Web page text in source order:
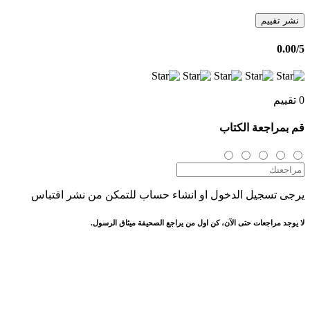
نشر تقييم
0.00/5
0 تقييم
قم بمراجعة الكتاب
يرجى تسجيل الدخول او انشاء حساب للتمكن من نشر اقتباس
لا يوجد مراجعات حتى الآن، كن اول من يراجع الصحيفة ميثاق الرسول.